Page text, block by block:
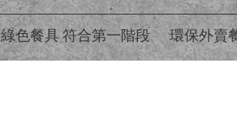
綠色餐具 符合第一階段 環保外賣